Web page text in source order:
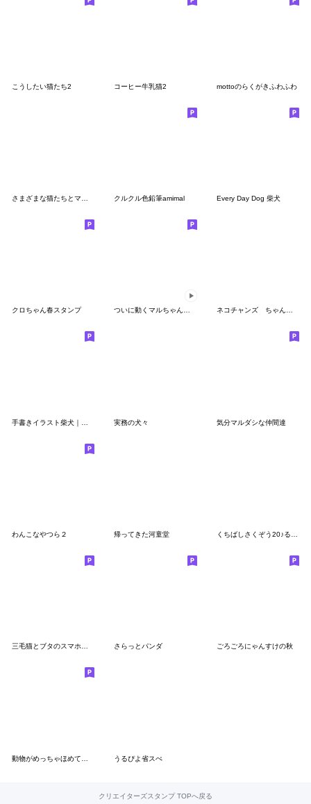
こうしたい猫たち2 コーヒー牛乳猫2 mottoのらくがきふわふわ
クルクル色鉛筆amimal Every Day Dog 柴犬
クロちゃん春スタンプ ついに動くマルちゃんたち ネコチャンズ ちゃんとするの巻【修正版】
実務の犬々 気分マルダシな仲間達
わんこなやつら２ 帰ってきた河童堂
三毛猫とブタのスマホゲームな日常３ さらっとパンダ ごろごろにゃんすけの秋
うるぴよ省スぺ
クリエイターズスタンプ TOPへ戻る